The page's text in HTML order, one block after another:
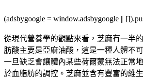
(adsbygoogle = window.adsbygoogle ||
從現代營養學的觀點來看，芝麻有一半
肪酸主要是亞麻油酸，這是一種人體不
一旦缺乏會讓體內某些荷爾蒙無法正常
於血脂肪的調控。芝麻並含有豐富的維